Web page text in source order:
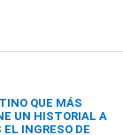
QUE MÁS
UN HISTORIAL A
INGRESO DE